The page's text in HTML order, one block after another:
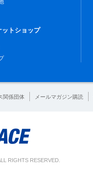
トショップ
関係団体 メールマガジン購読
RIGHTS RESERVED.